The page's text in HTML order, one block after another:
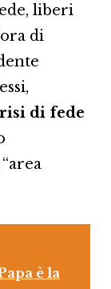
liberi
di
di fede
è la